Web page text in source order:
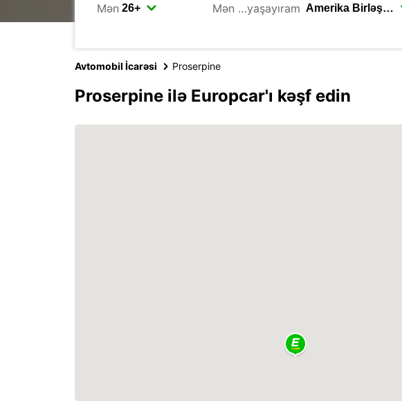
Mən Mən …yaşayıram
Avtomobil İcarəsi Proserpine
Proserpine ilə Europcar'ı kəşf edin